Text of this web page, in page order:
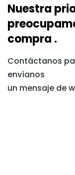
Nuestra
compra .
Contáctanos
envíanos
un mensaje de